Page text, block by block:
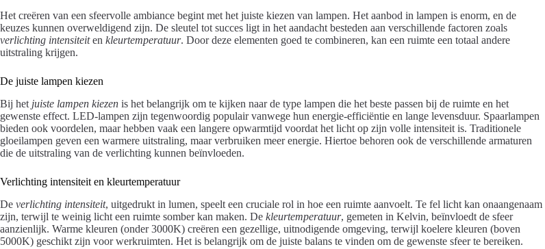
Het creëren van een sfeervolle ambiance begint met het juiste kiezen van lampen. Het aanbod in lampen is enorm, en de
keuzes kunnen overweldigend zijn. De sleutel tot succes ligt in het aandacht besteden aan verschillende factoren zoals
verlichting intensiteiten kleurtemperatuur. Door deze elementen goed te combineren, kan een ruimte een totaal andere
uitstraling krijgen.
De juiste lampen kiezen
Bij het juiste lampen kiezen is het belangrijk om te kijken naar de type lampen die het beste passen bij de ruimte en het
gewenste effect. LED-lampen zijn tegenwoordig populair vanwege hun energie-efficiëntie en lange levensduur. Spaarlampen
bieden ook voordelen, maar hebben vaak een langere opwarmtijd voordat het licht op zijn volle intensiteit is. Traditionele
gloeilampen geven een warmere uitstraling, maar verbruiken meer energie. Hiertoe behoren ook de verschillende armaturen
die de uitstraling van de verlichting kunnen beïnvloeden.
Verlichting intensiteit en kleurtemperatuur
De verlichting intensiteit, uitgedrukt in lumen, speelt een cruciale rol in hoe een ruimte aanvoelt. Te fel licht kan onaangenaam
zijn, terwijl te weinig licht een ruimte somber kan maken. De kleurtemperatuur, gemeten in Kelvin, beïnvloedt de sfeer
aanzienlijk. Warme kleuren (onder 3000K) creëren een gezellige, uitnodigende omgeving, terwijl koelere kleuren (boven
5000K) geschikt zijn voor werkruimten. Het is belangrijk om de juiste balans te vinden om de gewenste sfeer te bereiken.